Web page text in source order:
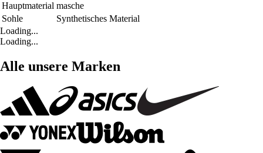
Hauptmaterial masche
Sohle
Synthetisches Material
Loading...
Loading...
Alle unsere Marken